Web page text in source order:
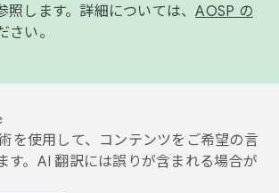
照します。詳細については、AOSP の
さい。
を使用して、コンテンツをご希望の言
す。AI 翻訳には誤りが含まれる場合が